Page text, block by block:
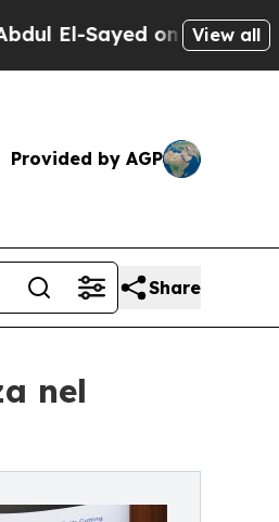
on Historic Michigan
View all
Provided by AGP
Share
nel